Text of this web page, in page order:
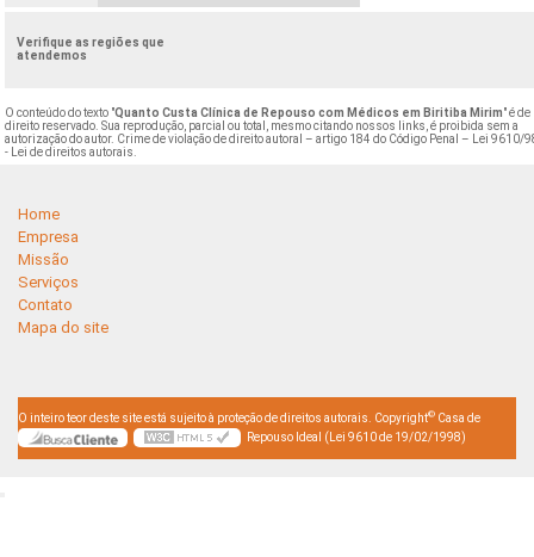
Verifique as regiões que
atendemos
O conteúdo do texto "Quanto Custa Clínica de Repouso com Médicos em Biritiba Mirim" é de
direito reservado. Sua reprodução, parcial ou total, mesmo citando nossos links, é proibida sem a
autorização do autor. Crime de violação de direito autoral – artigo 184 do Código Penal –
Lei 9610/
- Lei de direitos autorais
Home
Empresa
Missão
Serviços
Contato
Mapa do site
O inteiro teor deste site está sujeito à proteção de direitos autorais. Copyright© Casa de
Repouso Ideal (Lei 9610 de 19/02/1998)